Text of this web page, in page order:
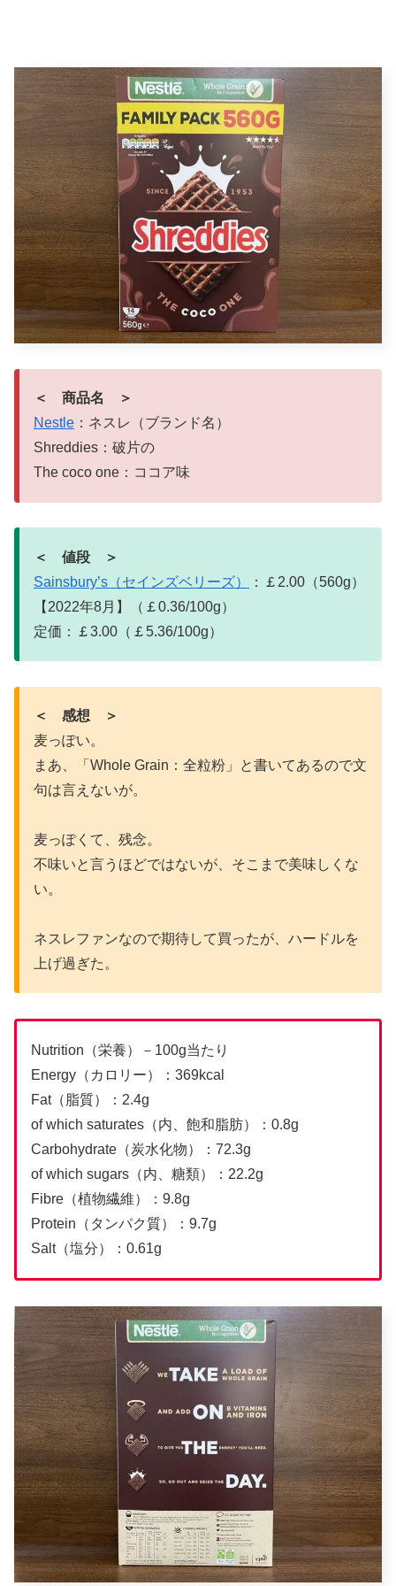
＜ 商品名 ＞
Nestle ：ネスレ（ブランド名）
Shreddies：破片の
The coco one：ココア味
＜ 値段 ＞
Sainsbury’s（セインズベリーズ）
：￡2.00（560g）
【2022年8月】（￡0.36/100g）
定価：￡3.00（￡5.36/100g）
＜ 感想 ＞
麦っぽい。
まあ、「Whole Grain：全粒粉」と書いてあるので文
句は言えないが。
麦っぽくて、残念。
不味いと言うほどではないが、そこまで美味しくな
い。
ネスレファンなので期待して買ったが、ハードルを
上げ過ぎた。
Nutrition（栄養）－100g当たり
Energy（カロリー）：369kcal
Fat（脂質）：2.4g
of which saturates（内、飽和脂肪）：0.8g
Carbohydrate（炭水化物）：72.3g
of which sugars（内、糖類）：22.2g
Fibre（植物繊維）：9.8g
Protein（タンパク質）：9.7g
Salt（塩分）：0.61g